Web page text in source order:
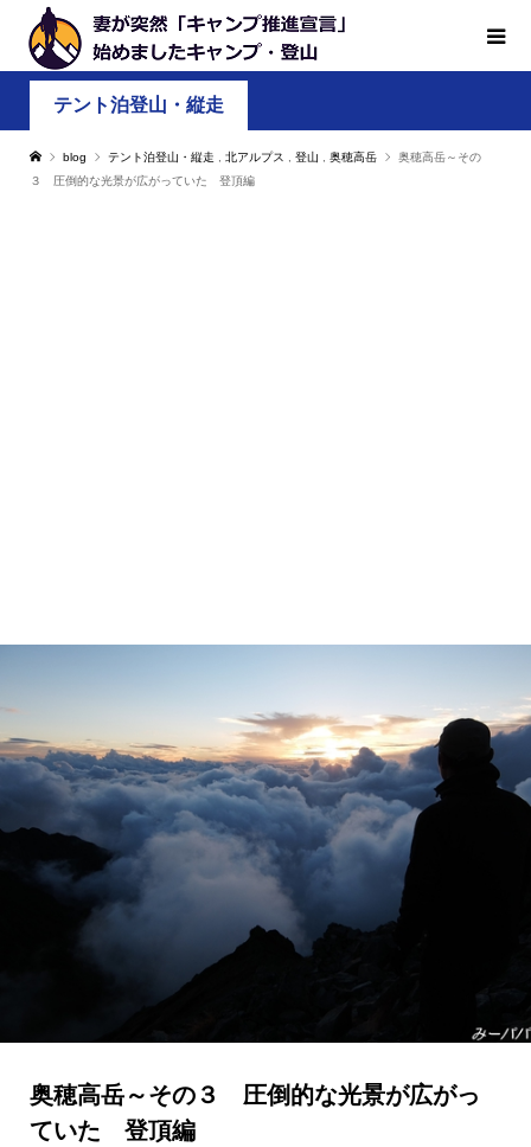
テント泊登山・縦走
blog テント泊登山・縦走 北アルプス 登山 奥穂高岳
奥穂高岳～その
３ 圧倒的な光景が広がっていた 登頂編
奥穂高岳～その３ 圧倒的な光景が広がっ
ていた 登頂編